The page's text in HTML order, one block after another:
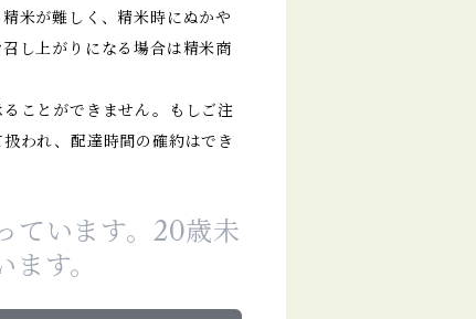
米が難しく、精米時にぬかや
し上がりになる場合は精米商
ことができません。もしご注
われ、配達時間の確約はでき
ています。20歳未
す。